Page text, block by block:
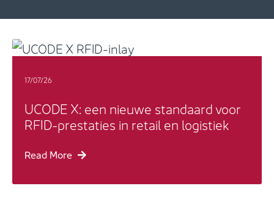
17/07/26
UCODE X: een nieuwe standaard voor
RFID-prestaties in retail en logistiek
Read More